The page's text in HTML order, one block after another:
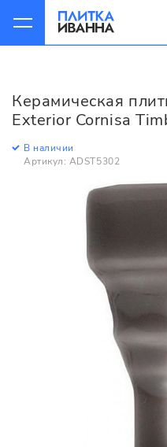
Керамическая
Exterior Cornisa
В наличии
Артикул: ADST5302